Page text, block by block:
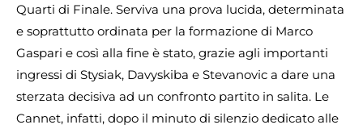
Quarti di Finale. Serviva una prova lucida, determinata
e soprattutto ordinata per la formazione di Marco
Gaspari e così alla fine è stato, grazie agli importanti
ingressi di Stysiak, Davyskiba e Stevanovic a dare una
sterzata decisiva ad un confronto partito in salita. Le
Cannet, infatti, dopo il minuto di silenzio dedicato alle